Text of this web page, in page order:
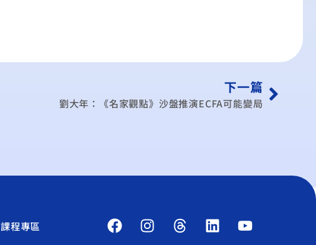
下一篇
劉大年：《名家觀點》沙盤推演ECFA可能變局
程專區